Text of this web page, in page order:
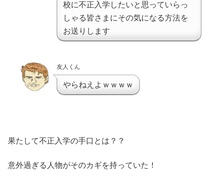
校に不正入学したいと思っていらっ
しゃる皆さまにその気になる方法を
お送りします
友人くん
やらねえよｗｗｗｗ
果たして不正入学の手口とは？？
意外過ぎる人物がそのカギを持っていた！